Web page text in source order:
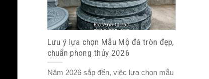
Lưu ý lựa chọn Mẫu Mộ đá tròn đẹp,
chuẩn phong thủy 2026
Năm 2026 sắp đến, việc lựa chọn mẫu